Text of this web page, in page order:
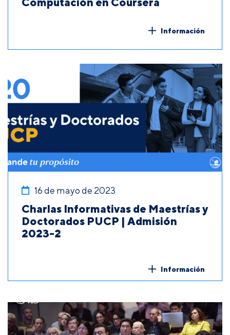
Información
16 de mayo de 2023
Charlas Informativas de Maestrías y
Doctorados PUCP | Admisión
2023-2
Información